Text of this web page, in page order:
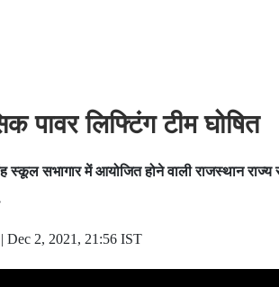
पावर लिफ्टिंग टीम घोषित
स्कूल सभागार में आयोजित होने वाली राजस्थान
| Dec 2, 2021, 21:56 IST